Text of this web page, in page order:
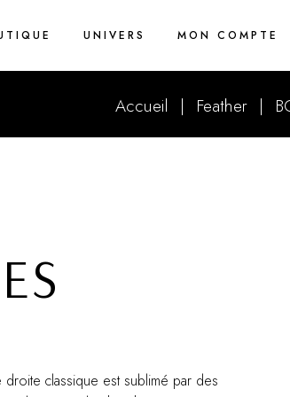
UNIVERS
Savoir-faire
FAQ
MON COMPTE
Accueil Feather
classique est sublimé par des